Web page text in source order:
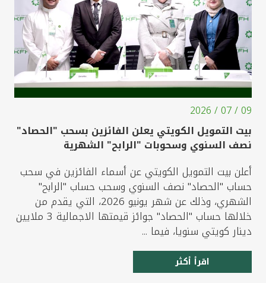
09 / 07 / 2026
بيت التمويل الكويتي يعلن الفائزين بسحب "الحصاد"
نصف السنوي وسحوبات "الرابح" الشهرية
أعلن بيت التمويل الكويتي عن أسماء الفائزين في سحب
حساب "الحصاد" نصف السنوي وسحب حساب "الرابح"
الشهري، وذلك عن شهر يونيو 2026، التي يقدم من
خلالها حساب "الحصاد" جوائز قيمتها الاجمالية 3 ملايين
دينار كويتي سنويا، فيما ...
اقرأ أكثر